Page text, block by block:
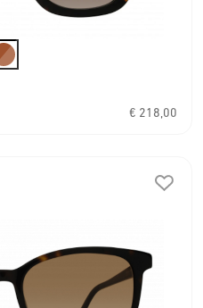
€ 218,00